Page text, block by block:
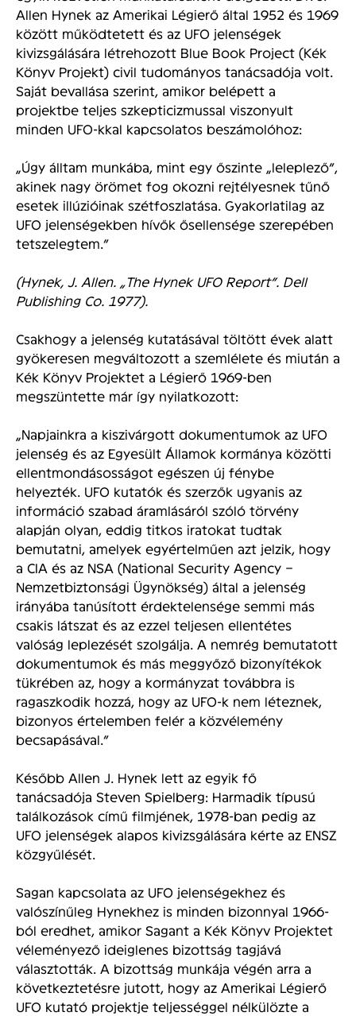
Allen Hynek az Amerikai Légierő által 1952 és 1969
között működtetett és az UFO jelenségek
kivizsgálására létrehozott Blue Book Project (Kék
Könyv Projekt) civil tudományos tanácsadója volt.
Saját bevallása szerint, amikor belépett a
projektbe teljes szkepticizmussal viszonyult
minden UFO-kkal kapcsolatos beszámolóhoz:
„Úgy álltam munkába, mint egy őszinte „leleplező”,
akinek nagy örömet fog okozni rejtélyesnek tűnő
esetek illúzióinak szétfoszlatása. Gyakorlatilag az
UFO jelenségekben hívők ősellensége szerepében
tetszelegtem.”
(Hynek, J. Allen. „The Hynek UFO Report”. Dell
Publishing Co. 1977).
Csakhogy a jelenség kutatásával töltött évek alatt
gyökeresen megváltozott a szemlélete és miután a
Kék Könyv Projektet a Légierő 1969-ben
megszüntette már így nyilatkozott:
„Napjainkra a kiszivárgott dokumentumok az UFO
jelenség és az Egyesült Államok kormánya közötti
ellentmondásosságot egészen új fénybe
helyezték. UFO kutatók és szerzők ugyanis az
információ szabad áramlásáról szóló törvény
alapján olyan, eddig titkos iratokat tudtak
bemutatni, amelyek egyértelműen azt jelzik, hogy
a CIA és az NSA (National Security Agency –
Nemzetbiztonsági Ügynökség) által a jelenség
irányába tanúsított érdektelensége semmi más
csakis látszat és az ezzel teljesen ellentétes
valóság leplezését szolgálja. A nemrég bemutatott
dokumentumok és más meggyőző bizonyítékok
tükrében az, hogy a kormányzat továbbra is
ragaszkodik hozzá, hogy az UFO-k nem léteznek,
bizonyos értelemben felér a közvélemény
becsapásával.”
Később Allen J. Hynek lett az egyik fő
tanácsadója Steven Spielberg: Harmadik típusú
találkozások című filmjének, 1978-ban pedig az
UFO jelenségek alapos kivizsgálására kérte az ENSZ
közgyűlését.
Sagan kapcsolata az UFO jelenségekhez és
valószínűleg Hynekhez is minden bizonnyal 1966-
ból eredhet, amikor Sagant a Kék Könyv Projektet
véleményező ideiglenes bizottság tagjává
választották. A bizottság munkája végén arra a
következtetésre jutott, hogy az Amerikai Légierő
UFO kutató projektje teljességgel nélkülözte a